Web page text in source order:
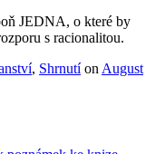
JEDNA, o které by
s racionalitou.
, Shrnutíon August